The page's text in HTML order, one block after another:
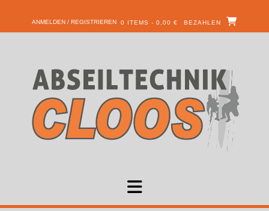
ANMELDEN / REGISTRIEREN 0 ITEMS - 0,00 € BEZAHLEN